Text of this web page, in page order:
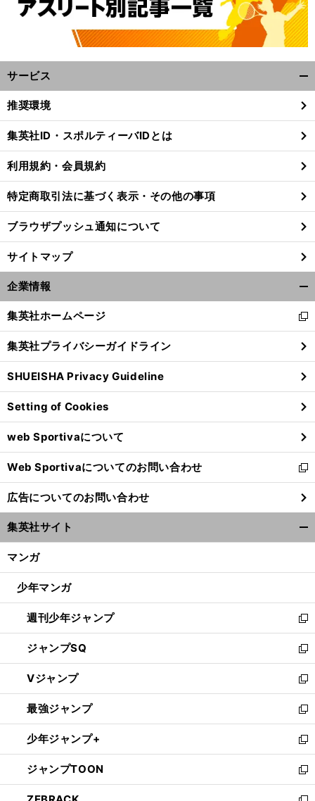
サービス
閉
る
推奨環境
集英社ID・スポルティーバIDとは
利用規約・会員規約
特定商取引法に基づく表示・その他の事項
ブラウザプッシュ通知について
サイトマップ
企業情報
閉
る
集英社ホームページ
新
し
い
ウ
ィ
ン
ド
ウ
で
開
く
集英社プライバシーガイドライン
SHUEISHA Privacy Guideline
Setting of Cookies
web Sportivaについて
Web Sportivaについてのお問い合わせ
新
し
い
ウ
ィ
ン
ウ
開
く
広告についてのお問い合わせ
集英社サイト
マンガ
少年マンガ
週刊少年ジャンプ
新
し
い
ウ
ィ
ン
ド
ウ
で
開
く
ジャンプSQ
新
し
い
ウ
ィ
ン
ド
ウ
で
開
Vジャンプ
新
し
い
ウ
ィ
ン
ド
ウ
最強ジャンプ
新
し
い
ウ
ィ
ン
少年ジャンプ+
新
し
い
ウ
ジャンプTOON
新
し